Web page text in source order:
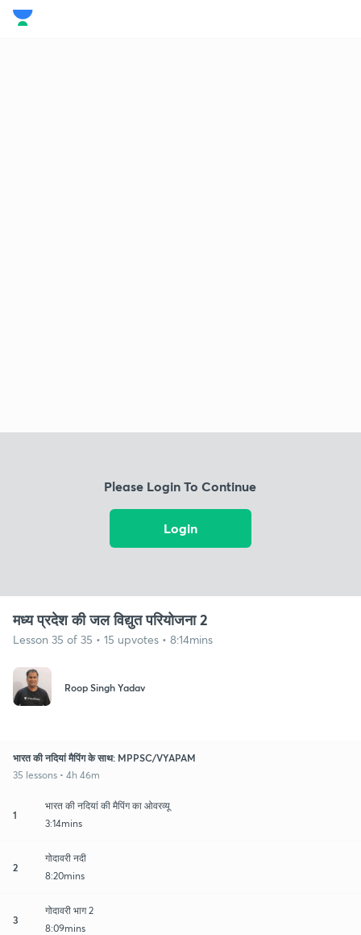
Please Login To Continue
Login
मध्य प्रदेश की जल विद्युत परियोजना 2
Lesson 35 of 35 • 15 upvotes • 8:14mins
Roop Singh Yadav
भारत की नदियां मैपिंग के साथ: MPPSC/VYAPAM
35 lessons • 4h 46m
1
भारत की नदियां की मैपिंग का ओवरव्यू
3:14mins
2
गोदावरी नदी
8:20mins
3
गोदावरी भाग 2
8:09mins